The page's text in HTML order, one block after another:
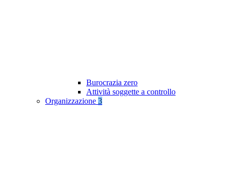
Burocrazia zero
Attività soggette a controllo
Organizzazione 3